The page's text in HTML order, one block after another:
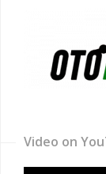
Video on